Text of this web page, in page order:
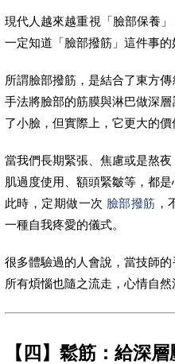
現代人越來越重視「臉部保養
一定知道「臉部撥筋」這件事的
所謂臉部撥筋，是結合了東方
手法將臉部的筋膜與淋巴做深
了小臉，但實際上，它更大的價
當我們長期緊張、焦慮或是熬
肌過度使用、額頭緊皺等，都是
此時，定期做一次 臉部撥筋 ，
一種自我疼愛的儀式。
很多體驗過的人會說，當技師
所有煩惱也隨之流走，心情自然
【四】鬆筋：給深